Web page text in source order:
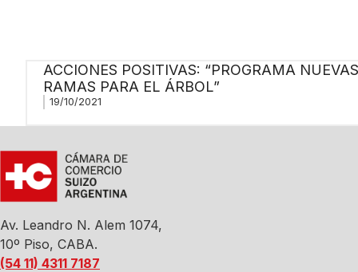
ACCIONES POSITIVAS: “PROGRAMA NUEVAS
RAMAS PARA EL ÁRBOL”
19/10/2021
Av. Leandro N. Alem 1074,
10º Piso, CABA.
(54 11) 4311 7187